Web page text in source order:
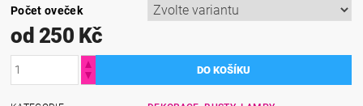
Počet oveček
od 250 Kč